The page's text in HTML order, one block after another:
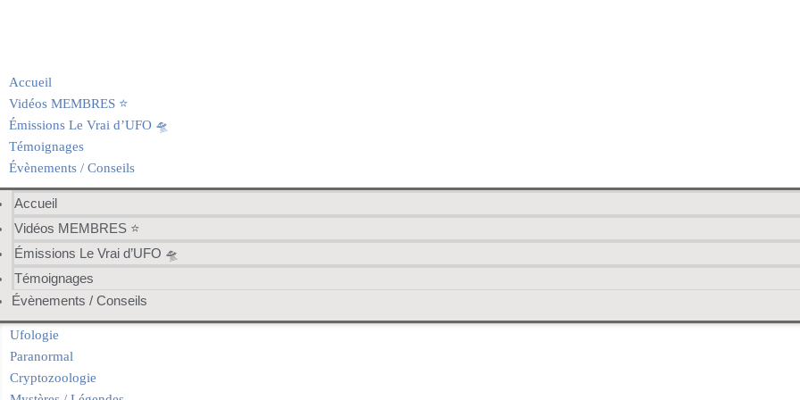
Accueil
Vidéos MEMBRES ⭐️
Émissions Le Vrai d’UFO 🛸
Témoignages
Évènements / Conseils
Accueil
Vidéos MEMBRES ⭐️
Émissions Le Vrai d’UFO 🛸
Témoignages
Évènements / Conseils
Ufologie
Paranormal
Cryptozoologie